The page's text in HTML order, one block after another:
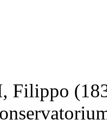
Filippo